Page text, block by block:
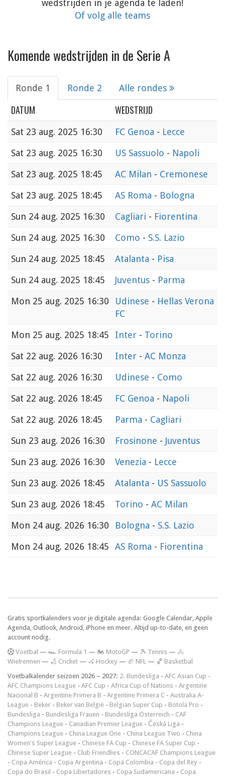
wedstrijden in je agenda te laden!
Of volg alle teams
Komende wedstrijden in de Serie A
Ronde 1 Ronde 2 Alle rondes
DATUM WEDSTRIJD
Sat 23 aug. 2025 16:30 FC Genoa - Lecce
Sat 23 aug. 2025 16:30 US Sassuolo - Napoli
Sat 23 aug. 2025 18:45 AC Milan - Cremonese
Sat 23 aug. 2025 18:45 AS Roma - Bologna
Sun 24 aug. 2025 16:30 Cagliari - Fiorentina
Sun 24 aug. 2025 16:30 Como - S.S. Lazio
Sun 24 aug. 2025 18:45 Atalanta - Pisa
Sun 24 aug. 2025 18:45 Juventus - Parma
Mon 25 aug. 2025 16:30 Udinese - Hellas Verona
FC
Mon 25 aug. 2025 18:45 Inter - Torino
Sat 22 aug. 2026 16:30 Inter - AC Monza
Sat 22 aug. 2026 16:30 Udinese - Como
Sat 22 aug. 2026 18:45 FC Genoa - Napoli
Sat 22 aug. 2026 18:45 Parma - Cagliari
Sun 23 aug. 2026 16:30 Frosinone - Juventus
Sun 23 aug. 2026 16:30 Venezia - Lecce
Sun 23 aug. 2026 18:45 Atalanta - US Sassuolo
Sun 23 aug. 2026 18:45 Torino - AC Milan
Mon 24 aug. 2026 16:30 Bologna - S.S. Lazio
Mon 24 aug. 2026 18:45 AS Roma - Fiorentina
Gratis sportkalenders voor je digitale agenda: Google Calendar, Apple
Agenda, Outlook, Android, iPhone en meer. Altijd up-to-date, en geen
account nodig.
Voetbal — 🏎️ Formula 1 — 🏍 MotoGP — 🎾 Tennis — 🚴
Wielrennen — 🏏 Cricket — 🏑 Hockey — 🏈 NFL — 🏀 Basketbal
Voetbalkalender seizoen 2026 – 2027: 2. Bundesliga - AFC Asian Cup -
AFC Champions League - AFC Cup - Africa Cup of Nations - Argentine
Nacional B - Argentine Primera B - Argentine Primera C - Australia A-
League - Beker - Beker van België - Belgian Super Cup - Botola Pro -
Bundesliga - Bundesliga Frauen - Bundesliga Österreich - CAF
Champions League - Canadian Premier League - Česká Liga -
Champions League - China League One - China League Two - China
Women's Super League - Chinese FA Cup - Chinese FA Super Cup -
Chinese Super League - Club Friendlies - CONCACAF Champions League
- Copa América - Copa Argentina - Copa Colombia - Copa del Rey -
Copa do Brasil - Copa Libertadores - Copa Sudamericana - Copa